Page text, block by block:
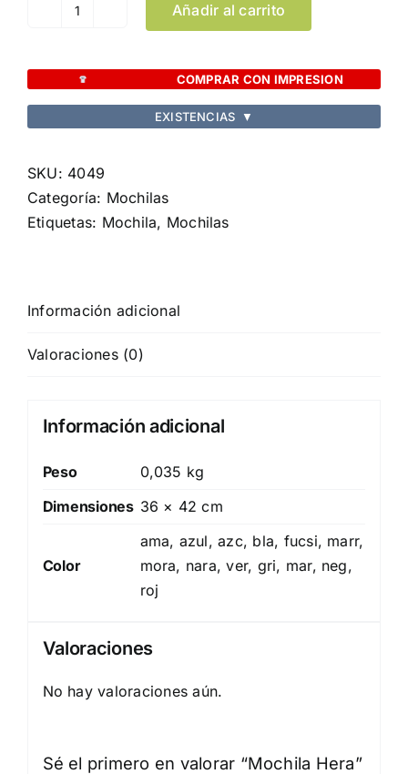
Mochila
cantidad
Añadir al carrito
COMPRAR CON IMPRESION
EXISTENCIAS ▼
SKU: 4049
Categoría: Mochilas
Etiquetas: Mochila, Mochilas
Información adicional
Valoraciones (0)
Información adicional
Peso
0,035 kg
Dimensiones 36 × 42 cm
Color
ama, azul, azc, bla, fucsi, marr,
mora, nara, ver, gri, mar, neg,
roj
Valoraciones
No hay valoraciones aún.
Sé el primero en valorar “Mochila Hera”